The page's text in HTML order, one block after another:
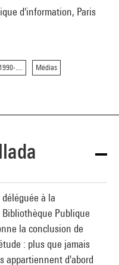
d'information, Paris
.... Médias
à la
Publique
la conclusion de
: plus que jamais
appartiennent d'abord